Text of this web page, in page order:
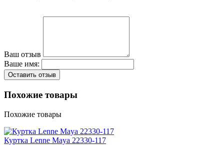
Ваш отзыв
Ваше имя:
Оставить отзыв
Похожие товары
Похожие товары
Куртка Lenne Maya 22330-117